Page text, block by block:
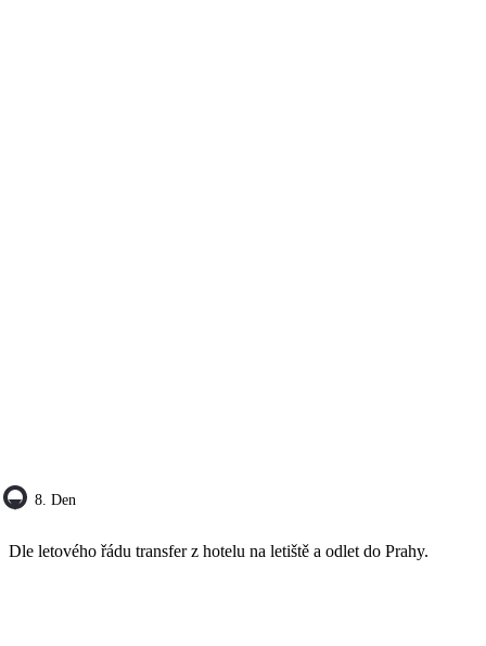
8. Den
Dle letového řádu transfer z hotelu na letiště a odlet do Prahy.